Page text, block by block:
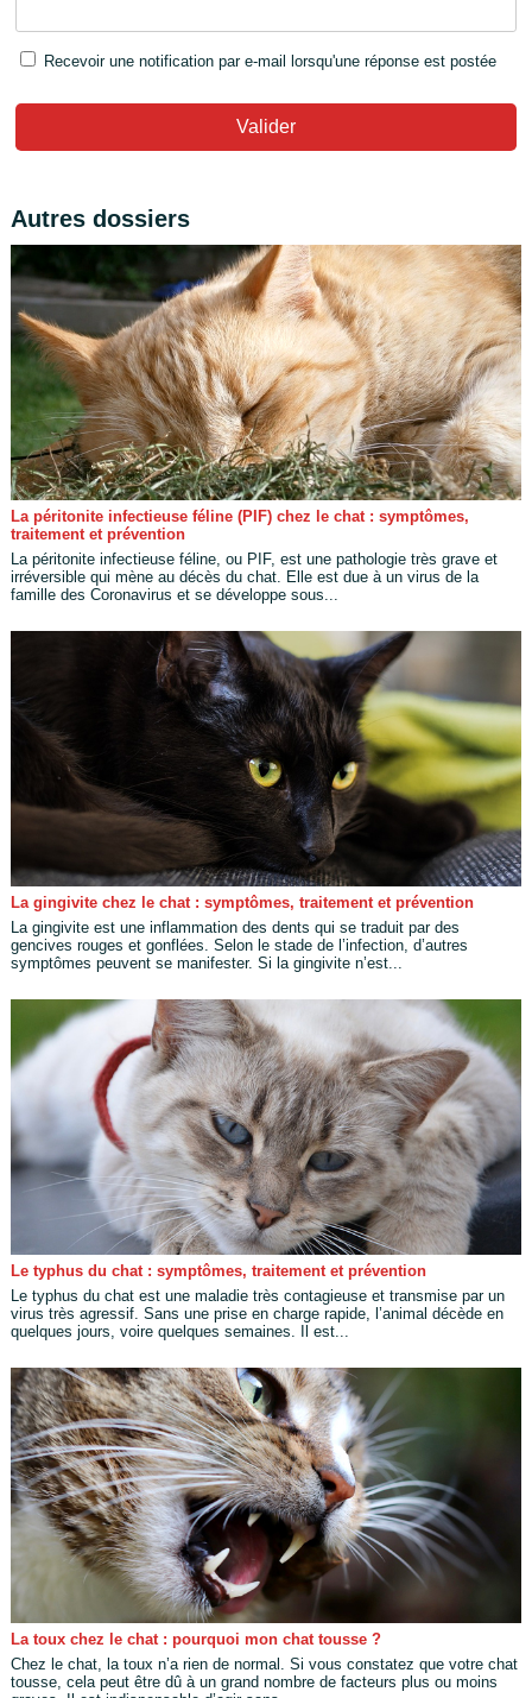
Recevoir une notification par e-mail lorsqu'une réponse est postée
Valider
Autres dossiers
La péritonite infectieuse féline (PIF) chez le chat : symptômes,
traitement et prévention
La péritonite infectieuse féline, ou PIF, est une pathologie très grave et
irréversible qui mène au décès du chat. Elle est due à un virus de la
famille des Coronavirus et se développe sous...
La gingivite chez le chat : symptômes, traitement et prévention
La gingivite est une inflammation des dents qui se traduit par des
gencives rouges et gonflées. Selon le stade de l’infection, d’autres
symptômes peuvent se manifester. Si la gingivite n’est...
Le typhus du chat : symptômes, traitement et prévention
Le typhus du chat est une maladie très contagieuse et transmise par un
virus très agressif. Sans une prise en charge rapide, l’animal décède en
quelques jours, voire quelques semaines. Il est...
La toux chez le chat : pourquoi mon chat tousse ?
Chez le chat, la toux n’a rien de normal. Si vous constatez que votre chat
tousse, cela peut être dû à un grand nombre de facteurs plus ou moins